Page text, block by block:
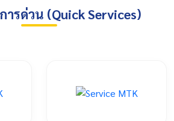
ารด่วน (Quick Services)